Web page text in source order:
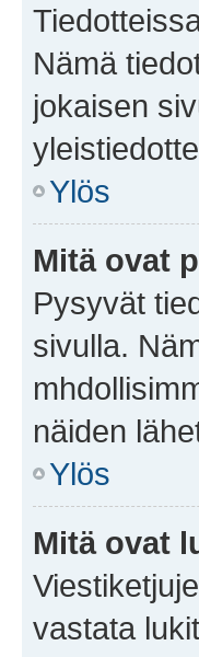
Nämä
jokaisen
Ylös
Mitä ovat
Pysyvät
sivulla.
näiden
Ylös
Mitä ovat
vastata